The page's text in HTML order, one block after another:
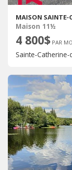
MAISON SAINTE-
Maison 11½
4 800$ PAR
Sainte-Catherine-